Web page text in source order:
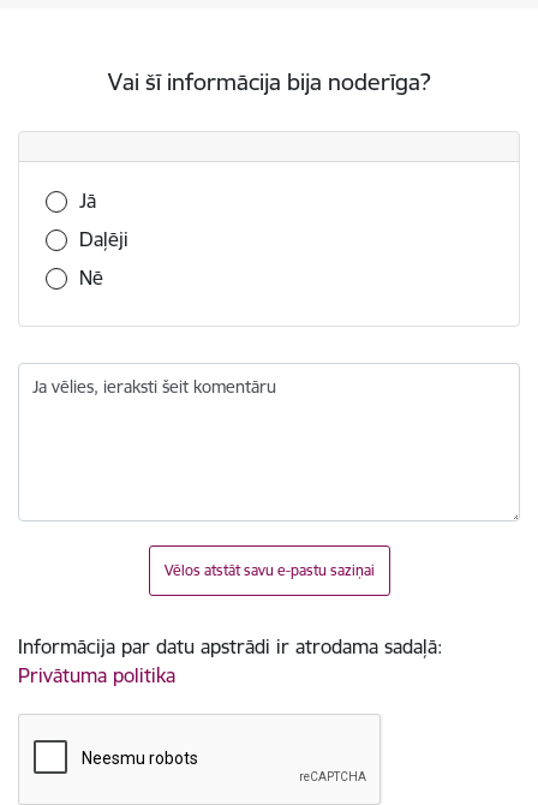
Vai šī informācija bija noderīga?
Vai šī informācija bija noderīga?
Jā
Daļēji
Nē
Ja vēlies, ieraksti šeit komentāru
Vēlos atstāt savu e-pastu saziņai
Informācija par datu apstrādi ir atrodama sadaļā:
Privātuma politika